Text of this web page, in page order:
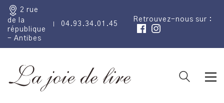
2 rue
de la
république
- Antibes
04.93.34.01.45
Retrouvez-nous sur :